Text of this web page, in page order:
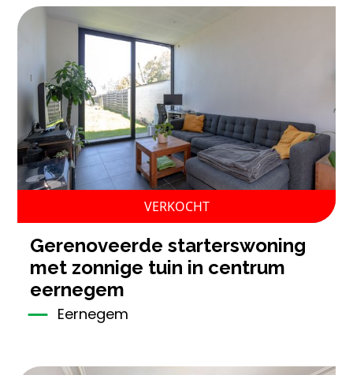
VERKOCHT
gerenoveerde starterswoning
met zonnige tuin in centrum
eernegem
Eernegem